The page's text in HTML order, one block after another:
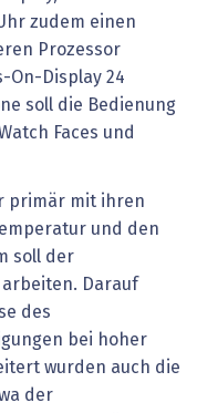
zudem einen
Prozessor
On-Display 24
soll die Bedienung
Faces und
primär mit ihren
und den
soll der
Darauf
des
bei hoher
wurden auch die
der